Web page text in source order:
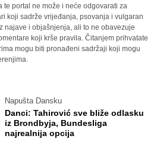
te portal ne može i neće odgovarati za
koji sadrže vrijeđanja, psovanja i vulgaran
najave i objašnjenja, ali to ne obavezuje
koji krše pravila. Čitanjem prihvatate
mogu biti pronađeni sadržaji koji mogu
Napušta Dansku
Danci: Tahirović sve bliže odlasku
iz Brondbyja, Bundesliga
najrealnija opcija